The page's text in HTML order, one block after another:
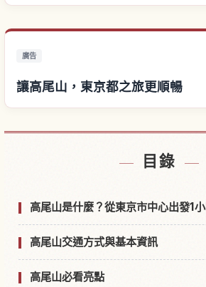
廣告
讓高尾山，東京都之旅更順暢
目錄
高尾山是什麼？從東京市中心出發1
高尾山交通方式與基本資訊
高尾山必看亮點